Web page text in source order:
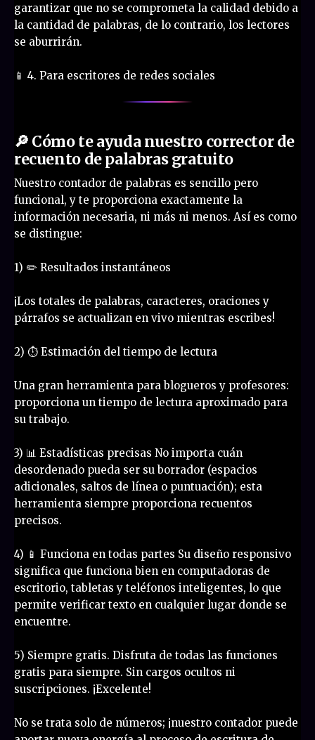
garantizar que no se comprometa la calidad debido a
la cantidad de palabras, de lo contrario, los lectores
se aburrirán.
📱 4. Para escritores de redes sociales
🔎 Cómo te ayuda nuestro corrector de
recuento de palabras gratuito
Nuestro contador de palabras es sencillo pero
funcional, y te proporciona exactamente la
información necesaria, ni más ni menos. Así es como
se distingue:
1) ✏️ Resultados instantáneos
¡Los totales de palabras, caracteres, oraciones y
párrafos se actualizan en vivo mientras escribes!
2) ⏱ Estimación del tiempo de lectura
Una gran herramienta para blogueros y profesores:
proporciona un tiempo de lectura aproximado para
su trabajo.
3) 📊 Estadísticas precisas No importa cuán
desordenado pueda ser su borrador (espacios
adicionales, saltos de línea o puntuación); esta
herramienta siempre proporciona recuentos
precisos.
4) 📱 Funciona en todas partes Su diseño responsivo
significa que funciona bien en computadoras de
escritorio, tabletas y teléfonos inteligentes, lo que
permite verificar texto en cualquier lugar donde se
encuentre.
5) Siempre gratis. Disfruta de todas las funciones
gratis para siempre. Sin cargos ocultos ni
suscripciones. ¡Excelente!
No se trata solo de números; ¡nuestro contador puede